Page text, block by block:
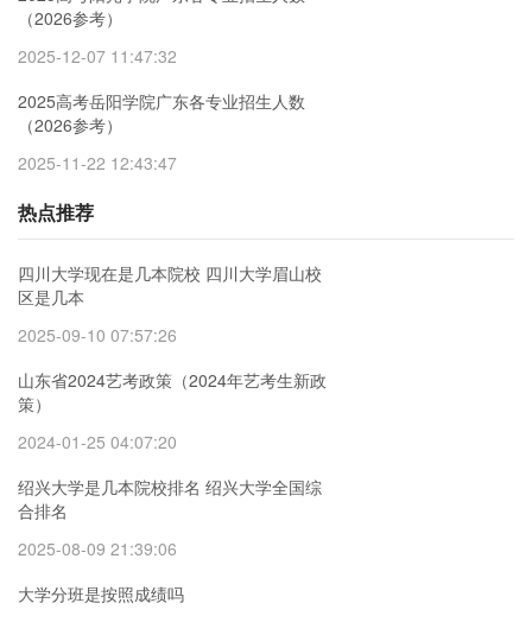
（2026参考）
2025-12-07 11:47:32
2025高考岳阳学院广东各专业招生人数
（2026参考）
2025-11-22 12:43:47
热点推荐
四川大学现在是几本院校 四川大学眉山校
区是几本
2025-09-10 07:57:26
山东省2024艺考政策（2024年艺考生新政
策）
2024-01-25 04:07:20
绍兴大学是几本院校排名 绍兴大学全国综
合排名
2025-08-09 21:39:06
大学分班是按照成绩吗